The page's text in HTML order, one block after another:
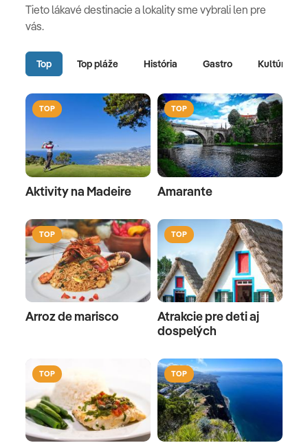
Tieto lákavé destinacie a lokality sme vybrali len pre
vás.
Top Top pláže História Gastro Kultúra
TOP
Aktivity na Madeire
TOP
Amarante
TOP
Arroz de marisco
TOP
Atrakcie pre deti aj
dospelých
TOP TOP